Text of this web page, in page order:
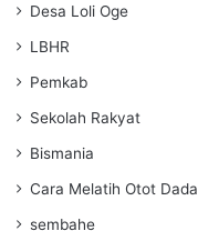
Desa Loli Oge
LBHR
Pemkab
Sekolah Rakyat
Bismania
Cara Melatih Otot Dada
sembahe